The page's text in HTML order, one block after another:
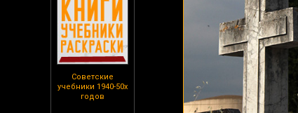
Советские
учебники 1940-50х
годов